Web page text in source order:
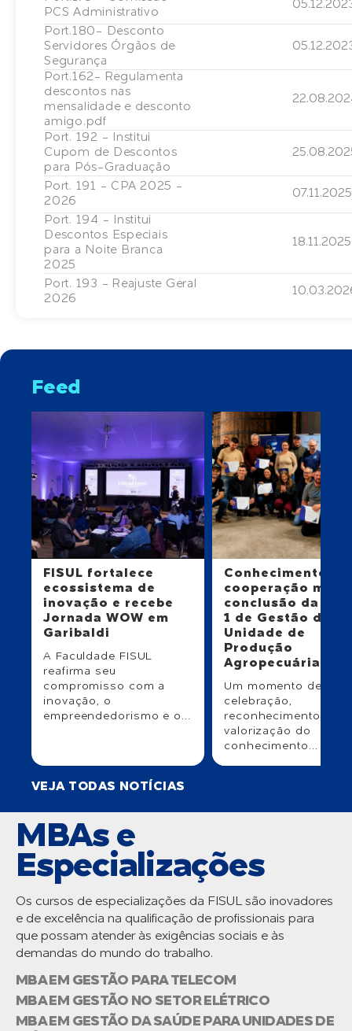
PCS Administrativo
Port.180- Desconto
Servidores Órgãos de
Segurança
Port.162- Regulamenta
descontos nas
mensalidade e desconto
amigo.pdf
Port. 192 - Institui
Cupom de Descontos
para Pós-Graduação
Port. 191 - CPA 2025 -
2026
07.11.2025
Port. 194 - Institui
Descontos Especiais
para a Noite Branca
2025
18.11.2025
Port. 193 - Reajuste Geral
2026
Feed
FISUL fortalece
ecossistema de
inovação e recebe
Jornada WOW em
Garibaldi
A Faculdade FISUL
reafirma seu
compromisso com a
inovação, o
empreendedorismo e o...
Conhecimento e
cooperação
conclusão da
1 de Gestão da
Unidade de
Produção
Agropecuária
Um momento de
celebração,
reconhecimento e
valorização do
conhecimento...
VEJA TODAS NOTÍCIAS
MBAs e
Especializações
Os cursos de especializações da FISUL são inovadores
e de excelência na qualificação de profissionais para
que possam atender às exigências sociais e às
demandas do mundo do trabalho.
MBA EM GESTÃO PARA TELECOM
MBA EM GESTÃO NO SETOR ELÉTRICO
MBA EM GESTÃO DA SAÚDE PARA UNIDADES DE